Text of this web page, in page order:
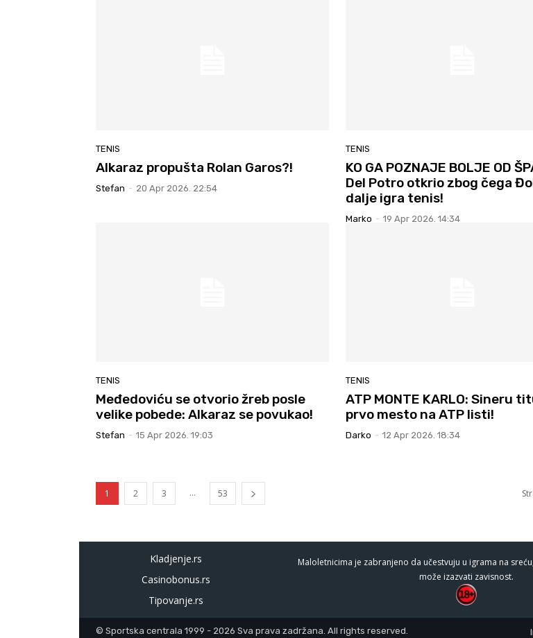
TENIS
Alkaraz propušta Rolan Garos?!
Stefan - 20 Apr 2026. 22:54
TENIS
KO GA POZNAJE BOLJE OD
Del Potro otkrio zbog čega
dalje igra tenis!
Marko - 19 Apr 2026. 14:34
TENIS
Međedoviću se otvorio žreb posle
velike pobede: Alkaraz se povukao!
Stefan - 15 Apr 2026. 19:03
TENIS
ATP MONTE KARLO: Sineru
prvo mesto na ATP listi!
Darko - 12 Apr 2026. 18:34
1 2 3 ... 53
Kladjenje.rs
Casinobonus.rs
Tipovanje.rs
Maloletnicima je zabranjeno da učestvuju u igrama na
može izazvati zavisnost.
© Sportska centrala 1999 - 2026 Sva prava zadržana. All rights reserved.